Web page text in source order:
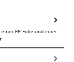
PP-Folie und einer